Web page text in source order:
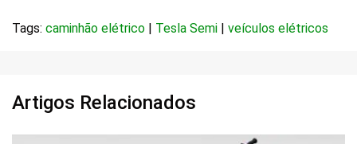
Tags: caminhão elétrico Tesla Semi veículos elétricos
Artigos Relacionados